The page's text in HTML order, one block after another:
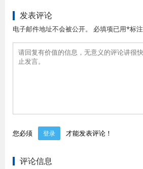
发表评论
电子邮件地址不会被公开。 必填项已用*标注
您必须 登录 才能发表评论！
评论信息